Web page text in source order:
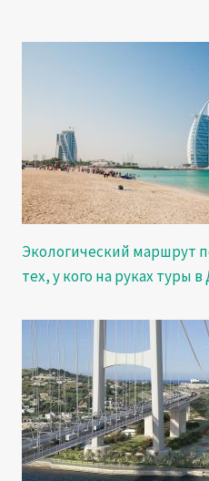
Экологический маршрут
тех, у кого на руках туры